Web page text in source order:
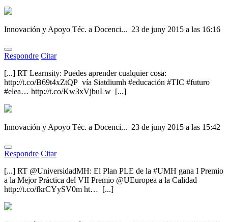
Innovación y Apoyo Téc. a Docenci... 23 de juny 2015 a las 16:16
Respondre Citar
[...] RT Learnsity: Puedes aprender cualquier cosa:
http://t.co/B69t4xZtQP vía Siatdiumh #educación #TIC #futuro
#elea… http://t.co/Kw3xVjbuLw [...]
Innovación y Apoyo Téc. a Docenci... 23 de juny 2015 a las 15:42
Respondre Citar
[...] RT @UniversidadMH: El Plan PLE de la #UMH gana I Premio
a la Mejor Práctica del VII Premio @UEuropea a la Calidad
http://t.co/fkrCYySV0m ht… [...]